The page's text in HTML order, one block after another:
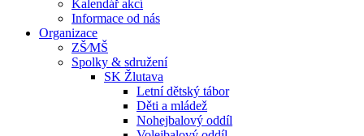
Kalendář akcí
Informace od nás
Organizace
ZŠ⁄MŠ
Spolky & sdružení
SK Žlutava
Letní dětský tábor
Děti a mládež
Nohejbalový oddíl